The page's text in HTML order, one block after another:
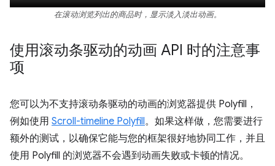
在滚动浏览列出的商品时，显示淡入淡出动画。
使用滚动条驱动的动画 API 时的注意事
项
您可以为不支持滚动条驱动的动画的浏览器提供 Polyfill，
例如使用 Scroll-timeline Polyfill。如果这样做，您需要进行
额外的测试，以确保它能与您的框架很好地协同工作，并且
使用 Polyfill 的浏览器不会遇到动画失败或卡顿的情况。